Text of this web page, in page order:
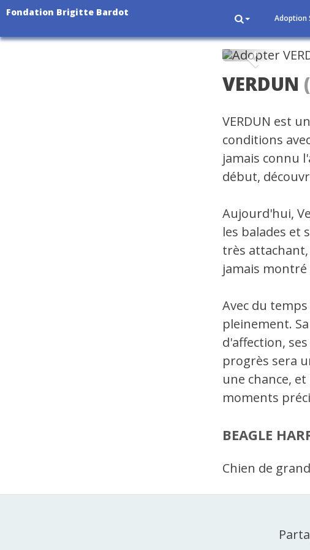
Fondation Brigitte Bardot
Adoption
Précédent
VERDUN
VERDUN est
conditions
jamais connu
début,
Aujourd'hui,
les balades et
très
jamais montré
Avec du
pleinement.
d'affection,
progrès sera
une chance,
moments
BEAGLE
Chien de